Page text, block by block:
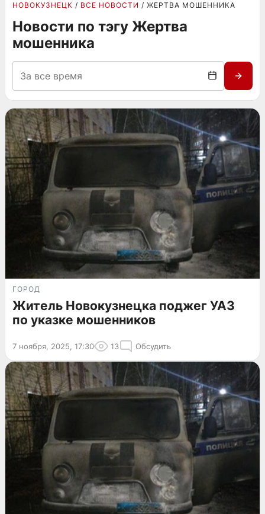
НОВОКУЗНЕЦК ВСЕ НОВОСТИ ЖЕРТВА МОШЕННИКА
Новости по тэгу Жертва
мошенника
ГОРОД
Житель Новокузнецка поджег УАЗ
по указке мошенников
7 ноября, 2025, 17:30 13 Обсудить